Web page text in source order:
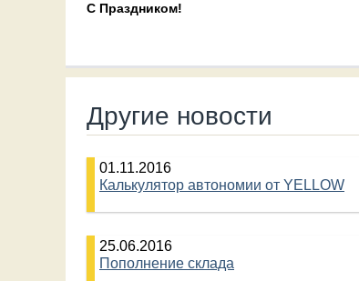
С Праздником!
Другие новости
01.11.2016
Калькулятор автономии от YELLOW
25.06.2016
Пополнение склада